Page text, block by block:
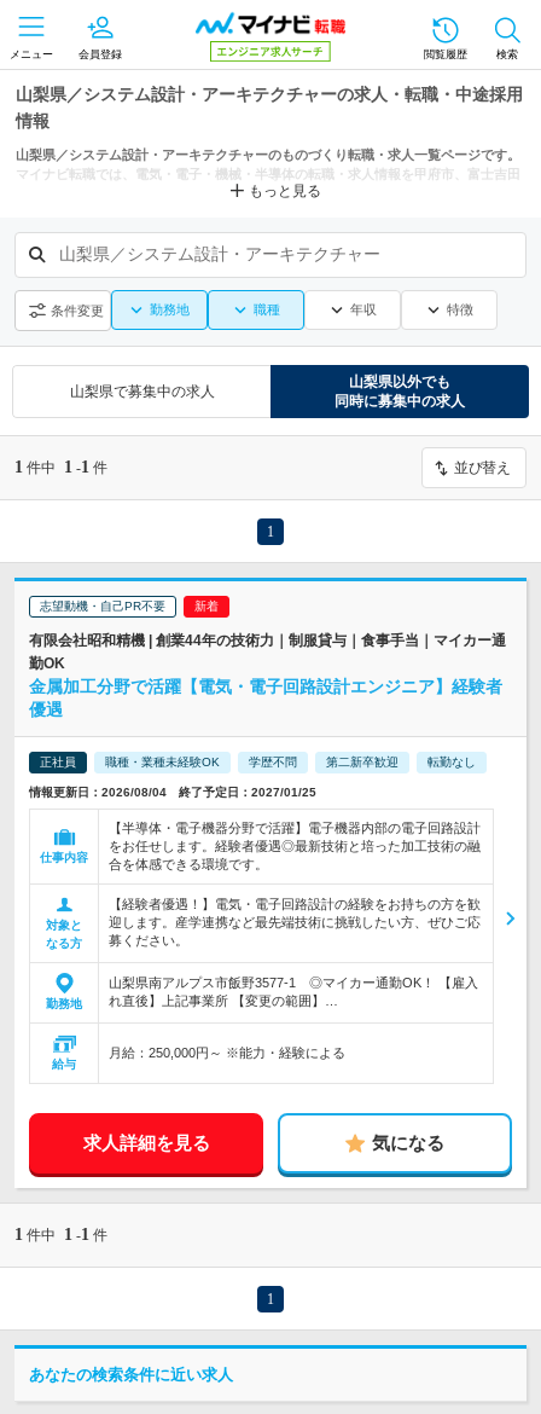
メニュー 会員登録 閲覧履歴 検索
山梨県／システム設計・アーキテクチャーの求人・転職・中途採用
情報
山梨県／システム設計・アーキテクチャーのものづくり転職・求人一覧ページです。
マイナビ転職では、電気・電子・機械・半導体の転職・求人情報を甲府市、富士吉田
もっと見る
山梨県／システム設計・アーキテクチャー
条件変更 勤務地 職種 年収 特徴
山梨県で募集中の求人
山梨県以外でも
同時に募集中の求人
1 件中 1 -1 件 並び替え
1
志望動機・自己PR不要
有限会社昭和精機 | 創業44年の技術力｜制服貸与｜食事手当｜マイカー通
勤OK
金属加工分野で活躍【電気・電子回路設計エンジニア】経験者
優遇
正社員 職種・業種未経験OK 学歴不問 第二新卒歓迎 転勤なし
情報更新日：2026/08/04 終了予定日：2027/01/25
仕事内容
【半導体・電子機器分野で活躍】電子機器内部の電子回路設計
をお任せします。経験者優遇◎最新技術と培った加工技術の融
合を体感できる環境です。
対象と
なる方
【経験者優遇！】電気・電子回路設計の経験をお持ちの方を歓
迎します。産学連携など最先端技術に挑戦したい方、ぜひご応
募ください。
勤務地
山梨県南アルプス市飯野3577-1 ◎マイカー通勤OK！ 【雇入
れ直後】上記事業所 【変更の範囲】…
給与
月給：250,000円～ ※能力・経験による
求人詳細を見る 気になる
1 件中 1 -1 件
1
あなたの検索条件に近い求人